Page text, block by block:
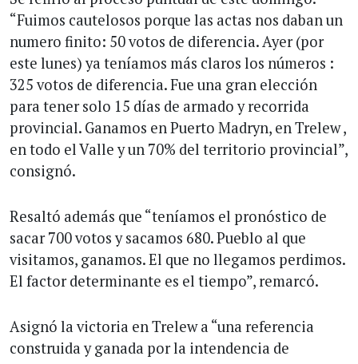
“Fuimos cautelosos porque las actas nos daban un
numero finito: 50 votos de diferencia. Ayer (por
este lunes) ya teníamos más claros los números :
325 votos de diferencia. Fue una gran elección
para tener solo 15 días de armado y recorrida
provincial. Ganamos en Puerto Madryn, en Trelew ,
en todo el Valle y un 70% del territorio provincial”,
consignó.
Resaltó además que “teníamos el pronóstico de
sacar 700 votos y sacamos 680. Pueblo al que
visitamos, ganamos. El que no llegamos perdimos.
El factor determinante es el tiempo”, remarcó.
Asignó la victoria en Trelew a “una referencia
construida y ganada por la intendencia de